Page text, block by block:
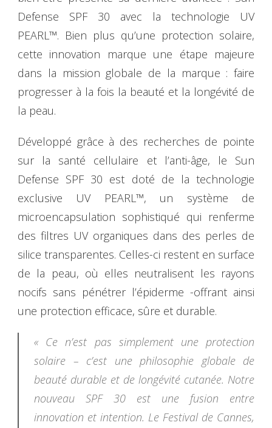
Defense SPF 30 avec la technologie UV
PEARL™. Bien plus qu’une protection solaire,
cette innovation marque une étape majeure
dans la mission globale de la marque : faire
progresser à la fois la beauté et la longévité de
la peau.
Développé grâce à des recherches de pointe
sur la santé cellulaire et l’anti-âge, le Sun
Defense SPF 30 est doté de la technologie
exclusive UV PEARL™, un système de
microencapsulation sophistiqué qui renferme
des filtres UV organiques dans des perles de
silice transparentes. Celles-ci restent en surface
de la peau, où elles neutralisent les rayons
nocifs sans pénétrer l’épiderme -offrant ainsi
une protection efficace, sûre et durable.
« Ce n’est pas simplement une protection
solaire – c’est une philosophie globale de
beauté durable et de longévité cutanée. Notre
nouveau SPF 30 est une fusion entre
innovation et intention. Le Festival de Cannes,